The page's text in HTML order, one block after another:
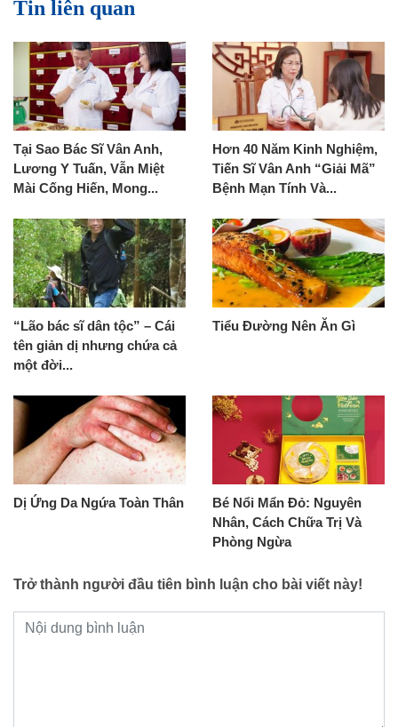
Tin liên quan
Tại Sao Bác Sĩ Vân Anh,
Lương Y Tuấn, Vẫn Miệt
Mài Cống Hiến, Mong...
Hơn 40 Năm Kinh Nghiệm,
Tiến Sĩ Vân Anh “Giải Mã”
Bệnh Mạn Tính Và...
“Lão bác sĩ dân tộc” – Cái
tên giản dị nhưng chứa cả
một đời...
Tiểu Đường Nên Ăn Gì
Dị Ứng Da Ngứa Toàn Thân
Bé Nổi Mẩn Đỏ: Nguyên
Nhân, Cách Chữa Trị Và
Phòng Ngừa
Trở thành người đầu tiên bình luận cho bài viết này!